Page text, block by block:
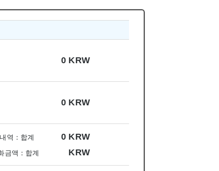
0 KRW
0 KRW
역：합계 0 KRW
금액：합계 KRW